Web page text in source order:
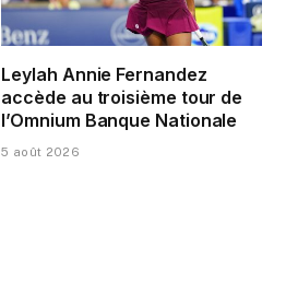
Leylah Annie Fernandez
accède au troisième tour de
l’Omnium Banque Nationale
5 août 2026